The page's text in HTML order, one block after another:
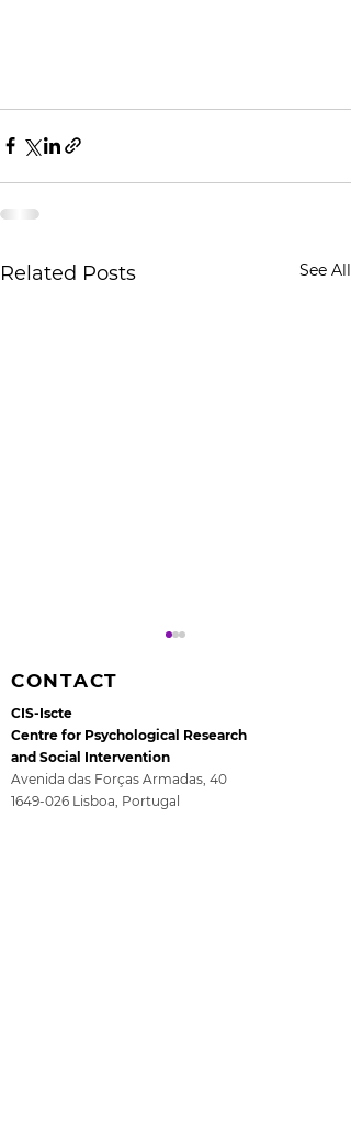
Related Posts See All
2026 Ciência Viva
CONTACT
CIS-Iscte
Centre for Psychological Research
and Social Intervention
Avenida das Forças Armadas, 40
1649-026 Lisboa, Portugal